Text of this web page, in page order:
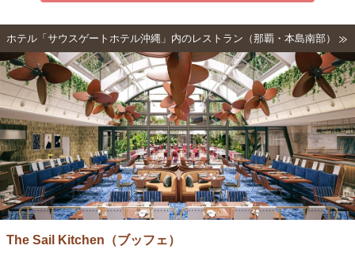
ホテル「サウスゲートホテル沖縄」内のレストラン（那覇・本島南部）
The Sail Kitchen（ブッフェ）